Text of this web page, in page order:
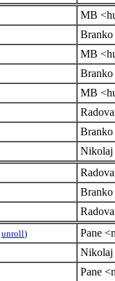
MB
Branko
MB
Branko
MB
Branko
Nikolaj
Branko
unroll)
Pane
Nikolaj
Pane